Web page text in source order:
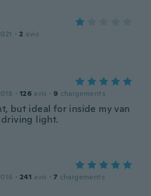
· 2 avis
· 126 avis · 9 chargements
but ideal for inside my van
driving light.
· 241 avis · 7 chargements